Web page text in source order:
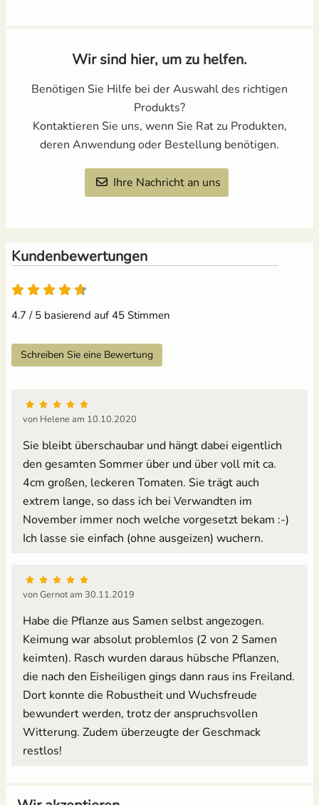
Wir sind hier, um zu helfen.
Benötigen Sie Hilfe bei der Auswahl des richtigen
Produkts?
Kontaktieren Sie uns, wenn Sie Rat zu Produkten,
deren Anwendung oder Bestellung benötigen.
Ihre Nachricht an uns
Kundenbewertungen
4.7 von 5
4.7 / 5 basierend auf 45 Stimmen
Schreiben Sie eine Bewertung
von Helene am 10.10.2020
Sie bleibt überschaubar und hängt dabei eigentlich
den gesamten Sommer über und über voll mit ca.
4cm großen, leckeren Tomaten. Sie trägt auch
extrem lange, so dass ich bei Verwandten im
November immer noch welche vorgesetzt bekam :-)
Ich lasse sie einfach (ohne ausgeizen) wuchern.
von Gernot am 30.11.2019
Habe die Pflanze aus Samen selbst angezogen.
Keimung war absolut problemlos (2 von 2 Samen
keimten). Rasch wurden daraus hübsche Pflanzen,
die nach den Eisheiligen gings dann raus ins Freiland.
Dort konnte die Robustheit und Wuchsfreude
bewundert werden, trotz der anspruchsvollen
Witterung. Zudem überzeugte der Geschmack
restlos!